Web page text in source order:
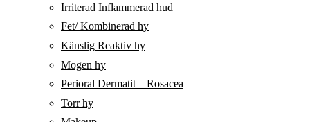
Irriterad Inflammerad hud
Fet/ Kombinerad hy
Känslig Reaktiv hy
Mogen hy
Perioral Dermatit – Rosacea
Torr hy